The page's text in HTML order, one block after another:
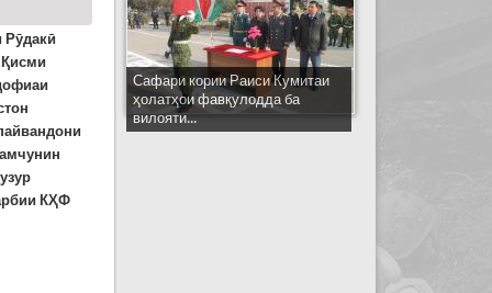
Рӯдакӣ
Қисми
КҲФ
савганд ёд карданд (ВИДЕО)
Сафари кории Раиси Кумитаи
ҳолатҳои фавқулодда ба
вилояти...